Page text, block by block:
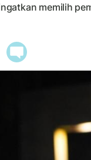
memilih